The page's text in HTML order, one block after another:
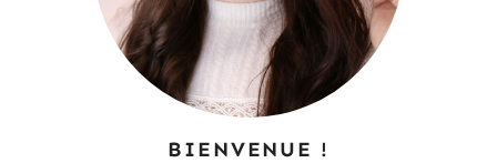
BIENVENUE !